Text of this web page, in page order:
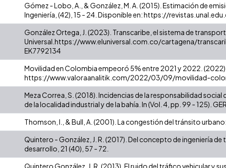
Gómez - Lobo, A., & González, M. A. (2015). Estimación de
Ingeniería, (42), 15 - 24. Disponible en: https://
González Ortega, J. (2023). Transcaribe, el sistema de
Universal.https://www.eluniversal.com.co/cartagena/
EK7792134
Movilidad en Colombia empeoró 5% entre 2021 y 2022.
https://www.valoraanalitik.com/2022/03/09/movilidad-
Meza Correa, S. (2018). Incidencias de la responsabilidad
de la localidad industrial y de la bahía. In (Vol. 4, pp. 99 - 125).
Thomson, I., & Bull, A. (2001). La congestión del tránsito
Quintero - González, J. R. (2017). Del concepto de ingeniería
desarrollo, 21 (40), 57 - 72.
Quintero González, J. R. (2013). El ruido del tráfico vehicular y